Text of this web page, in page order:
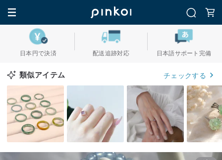
日本円で決済 配送追跡対応 日本語サポート完備
類似アイテム チェックする